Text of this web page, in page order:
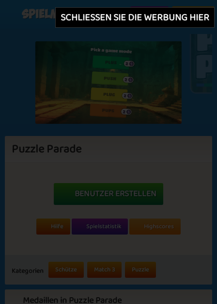
Spielmit Erstellen Einloggen
Puzzle Parade
BENUTZER ERSTELLEN
Hilfe Spielstatistik Highscores
Kategorien Schütze Match 3 Puzzle
Medaillen in Puzzle Parade
SCHLIESSEN SIE DIE WERBUNG HIER